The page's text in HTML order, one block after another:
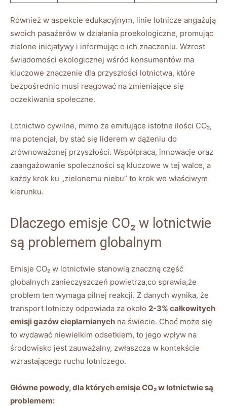
Również⁣ w aspekcie edukacyjnym, linie lotnicze angażują
swoich​ pasażerów w działania proekologiczne, promując
zielone ‍inicjatywy i informując o ich⁢ znaczeniu. Wzrost
świadomości ekologicznej wśród konsumentów⁤ ma
kluczowe znaczenie dla przyszłości lotnictwa, które
bezpośrednio musi reagować na ‌zmieniające się ​
oczekiwania społeczne.
Lotnictwo cywilne, mimo ⁤że emitujące ‌istotne ilości CO₂,
ma potencjał, by ‍stać się liderem w dążeniu ⁤do
zrównoważonej przyszłości. Współpraca,⁣ innowacje oraz
zaangażowanie społeczności są kluczowe w tej walce, a
każdy ​krok ku „zielonemu niebu” ⁤to krok we ‌właściwym
kierunku.
Dlaczego emisje CO₂ w ​lotnictwie
są ‍problemem globalnym
Emisje CO₂ w lotnictwie stanowią znaczną część
globalnych zanieczyszczeń powietrza,co sprawia,że
problem ten wymaga pilnej reakcji. Z danych ⁤wynika, że
transport lotniczy odpowiada za około 2-3% całkowitych
emisji gazów cieplarnianych na świecie. Choć może się
to wydawać niewielkim odsetkiem, to jego wpływ na
środowisko jest zauważalny, zwłaszcza w ⁢kontekście
wzrastającego ruchu lotniczego.
Główne powody, ​dla których emisje CO₂ w lotnictwie są​
problemem: